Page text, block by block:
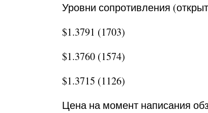
Уровни сопротивления
$1.3791 (1703)
$1.3760 (1574)
$1.3715 (1126)
Цена на момент написания